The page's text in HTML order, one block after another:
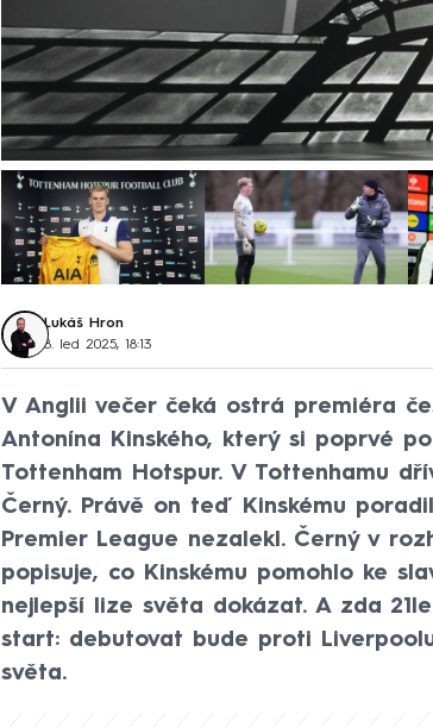
Lukáš Hron
8. led 2025, 18:13
V Anglii večer čeká ostrá premiéra
Antonína Kinského, který si poprvé
Tottenham Hotspur. V Tottenhamu
Černý. Právě on teď Kinskému
Premier League nezalekl. Černý v
popisuje, co Kinskému pomohlo ke
nejlepší lize světa dokázat. A zda
start: debutovat bude proti
světa.